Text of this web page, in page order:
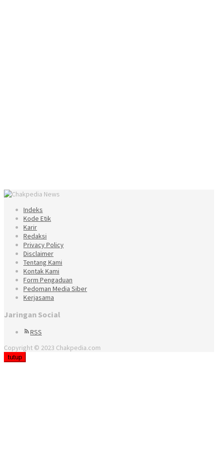
Indeks
Kode Etik
Karir
Redaksi
Privacy Policy
Disclaimer
Tentang Kami
Kontak Kami
Form Pengaduan
Pedoman Media Siber
Kerjasama
Jaringan Social
RSS
Copyright © 2023 Chakpedia.com
tutup